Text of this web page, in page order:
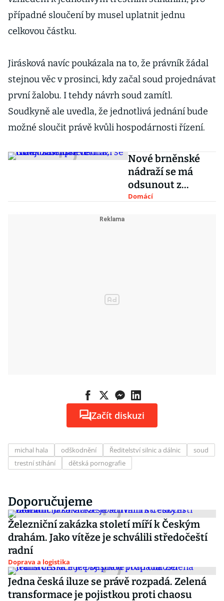
případné sloučení by musel uplatnit jednu
celkovou částku.
Jirásková navíc poukázala na to, že právník žádal
stejnou věc v prosinci, kdy začal soud projednávat
první žalobu. I tehdy návrh soud zamítl.
Soudkyně ale uvedla, že jednotlivá jednání bude
možné sloučit právě kvůli hospodárnosti řízení.
Nové brněnské
nádraží se má
odsunout z
centra, chtějí
Domácí
Začít diskuzi
michal hala odškodnění Ředitelství silnic a dálnic
soud
trestní stíhání
dětská pornografie
Doporučujeme
Železniční zakázka století míří k Českým
drahám. Jako vítěze je schválili středočeští
radní
Doprava a logistika
Jedna česká iluze se právě rozpadá. Zelená
transformace je pojistkou proti chaosu